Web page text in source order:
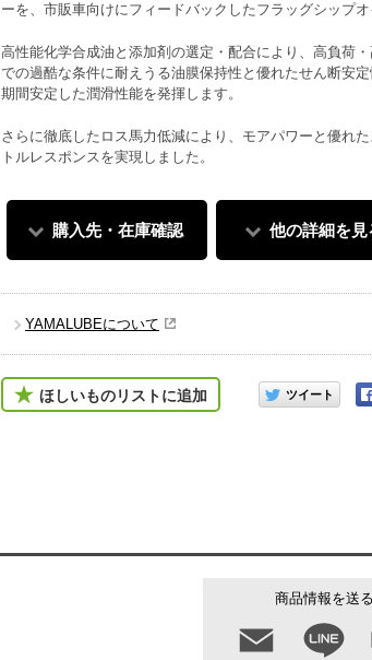
ーを、市販車向けにフィードバックしたフラッグシップオ
高性能化学合成油と添加剤の選定・配合により、高負荷
での過酷な条件に耐えうる油膜保持性と優れたせん断安
期間安定した潤滑性能を発揮します。
さらに徹底したロス馬力低減により、モアパワーと優れた
トルレスポンスを実現しました。
購入先・在庫確認 他の詳細を見
YAMALUBEについて
ほしいものリストに追加
このアイテムをシェア
商品情報を送る